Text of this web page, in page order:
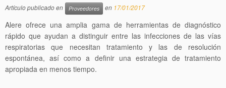
Artículo publicado en Proveedores en 17/01/2017
Alere ofrece una amplia gama de herramientas de diagnóstico
rápido que ayudan a distinguir entre las infecciones de las vías
respiratorias que necesitan tratamiento y las de resolución
espontánea, así como a definir una estrategia de tratamiento
apropiada en menos tiempo.